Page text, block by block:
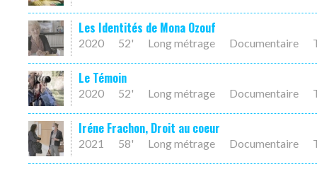
Les Identités de Mona Ozouf
2020 52' Long métrage Documentaire
Le Témoin
2020 52' Long métrage Documentaire
Iréne Frachon, Droit au coeur
2021 58' Long métrage Documentaire